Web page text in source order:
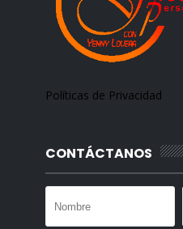
Políticas de Privacidad
CONTÁCTANOS